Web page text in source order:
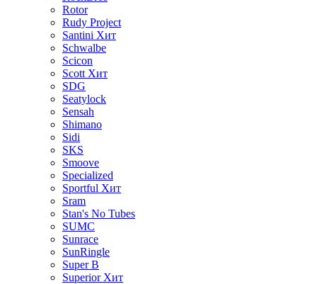
Rotor
Rudy Project
Santini Хит
Schwalbe
Scicon
Scott Хит
SDG
Seatylock
Sensah
Shimano
Sidi
SKS
Smoove
Specialized
Sportful Хит
Sram
Stan's No Tubes
SUMC
Sunrace
SunRingle
Super B
Superior Хит